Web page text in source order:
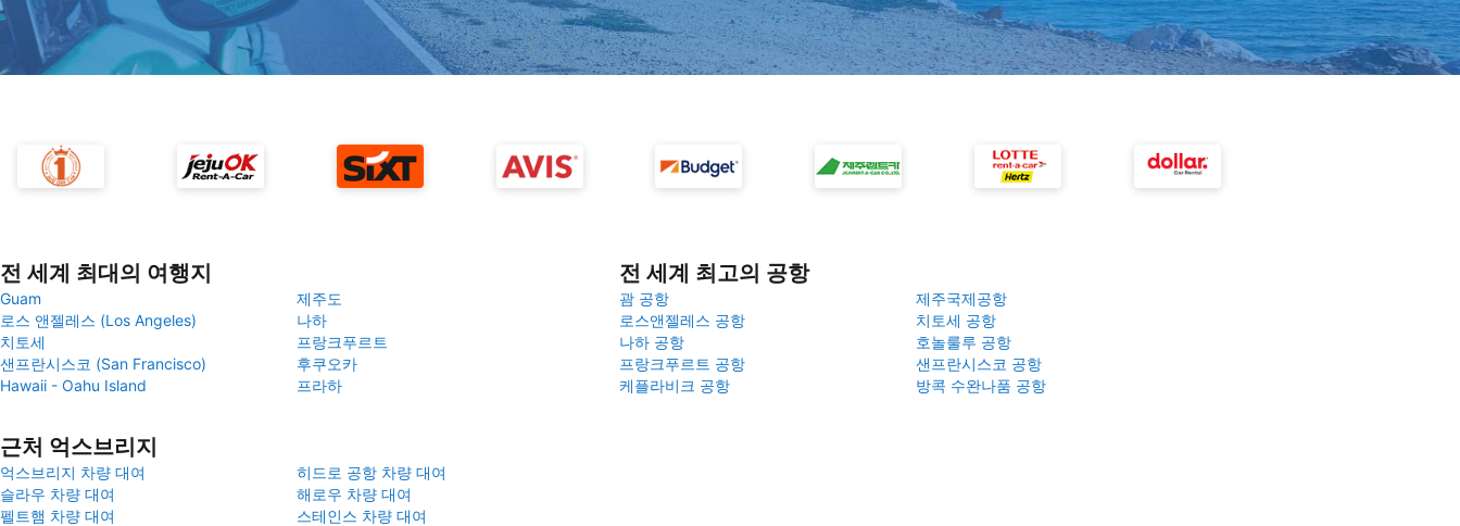
전 세계 최대의 여행지
Guam
제주도
로스 앤젤레스 (Los Angeles)
나하
치토세
프랑크푸르트
샌프란시스코 (San Francisco)
후쿠오카
Hawaii - Oahu Island
프라하
전 세계 최고의 공항
괌 공항
제주국제공항
로스앤젤레스 공항
치토세 공항
나하 공항
호놀룰루 공항
프랑크푸르트 공항
샌프란시스코 공항
케플라비크 공항
방콕 수완나품 공항
근처 억스브리지
억스브리지 차량 대여
히드로 공항 차량 대여
슬라우 차량 대여
해로우 차량 대여
펠트햄 차량 대여
스테인스 차량 대여